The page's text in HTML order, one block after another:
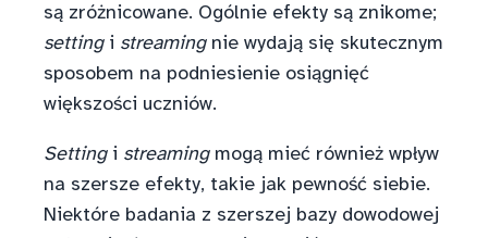
są zróżnicowane. Ogólnie efekty są znikome;
settingi streamingnie wydają się skutecznym
sposobem na podniesienie osiągnięć
większości uczniów.
Settingi streamingmogą mieć również wpływ
na szersze efekty, takie jak pewność siebie.
Niektóre badania z szerszej bazy dowodowej